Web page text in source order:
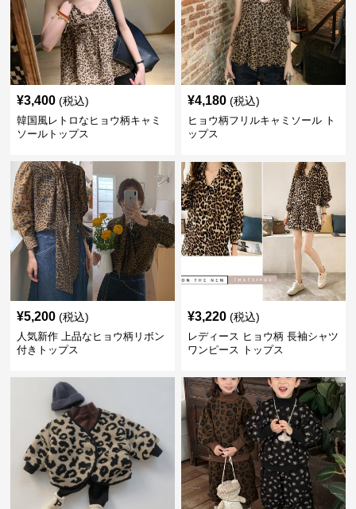
¥3,400 (税込)
韓国風レトロなヒョウ柄キャミ
ソールトップス
¥4,180 (税込)
ヒョウ柄フリルキャミソール ト
ップス
¥5,200 (税込)
人気新作 上品なヒョウ柄リボン
付きトップス
¥3,220 (税込)
レディース ヒョウ柄 長袖シャツ
ワンピース トップス